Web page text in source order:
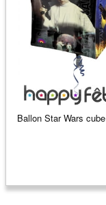
Ballon Star Wars cube